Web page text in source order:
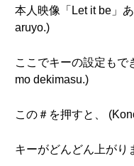
本人映像「Let it be」
aruyo.)
ここでキーの設定もで
mo dekimasu.)
この＃を押すと、
キーがどんどん上がり